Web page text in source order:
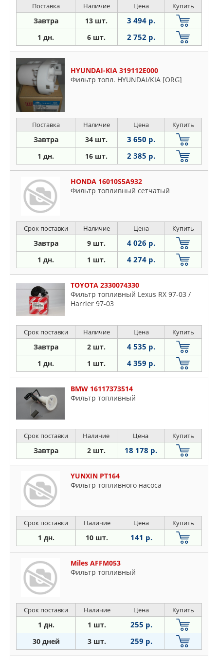
Поставка Наличие Цена Купить
Завтра 13 шт. 3 494 р.
1 дн. 6 шт. 2 752 р.
HYUNDAI-KIA 319112E000
Фильтр топл. HYUNDAI/KIA [ORG]
Поставка Наличие Цена Купить
Завтра 34 шт. 3 650 р.
1 дн. 16 шт. 2 385 р.
HONDA 16010S5A932
Фильтр топливный сетчатый
Срок поставки Наличие Цена Купить
Завтра 9 шт. 4 026 р.
1 дн. 1 шт. 4 274 р.
TOYOTA 2330074330
Фильтр топливный Lexus RX 97-03 /
Harrier 97-03
Срок поставки Наличие Цена Купить
Завтра 2 шт. 4 535 р.
1 дн. 1 шт. 4 359 р.
BMW 16117373514
Фильтр топливный
Срок поставки Наличие Цена Купить
Завтра 2 шт. 18 178 р.
YUNXIN PT164
Фильтр топливного насоса
Срок поставки Наличие Цена Купить
1 дн. 10 шт. 141 р.
Miles AFFM053
Фильтр топливный
Срок поставки Наличие Цена Купить
1 дн. 1 шт. 255 р.
30 дней 3 шт. 259 р.